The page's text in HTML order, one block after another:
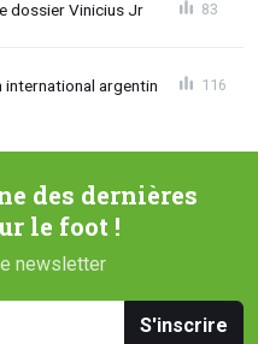
dossier Vinicius Jr 83
argentin 116
des dernières
le foot !
newsletter
S'inscrire